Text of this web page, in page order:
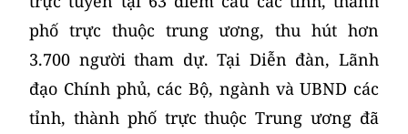
phố trực thuộc trung ương, thu hút hơn
3.700 người tham dự. Tại Diễn đàn, Lãnh
đạo Chính phủ, các Bộ, ngành và UBND các
tỉnh, thành phố trực thuộc Trung ương đã